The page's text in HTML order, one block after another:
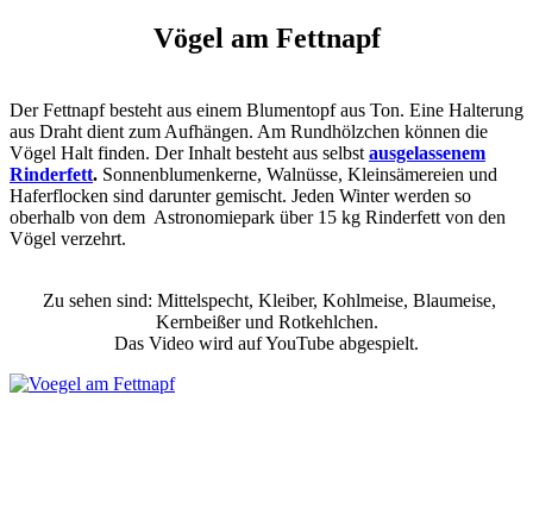
Vögel am Fettnapf
Der Fettnapf besteht aus einem Blumentopf aus Ton. Eine Halterung
aus Draht dient zum Aufhängen. Am Rundhölzchen können die
Vögel Halt finden. Der Inhalt besteht aus selbst ausgelassenem
Rinderfett. Sonnenblumenkerne, Walnüsse, Kleinsämereien und
Haferflocken sind darunter gemischt. Jeden Winter werden so
oberhalb von dem Astronomiepark über 15 kg Rinderfett von den
Vögel verzehrt.
Zu sehen sind: Mittelspecht, Kleiber, Kohlmeise, Blaumeise,
Kernbeißer und Rotkehlchen.
Das Video wird auf YouTube abgespielt.